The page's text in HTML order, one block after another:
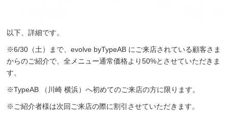
以下、詳細です。
※6/30（土）まで、evolve byTypeAB にご来店されている顧客さま
からのご紹介で、全メニュー通常価格より50%とさせていただきま
す。
※TypeAB （川崎 横浜）へ初めてのご来店の方に限ります。
※ご紹介者様は次回ご来店の際に割引させていただきます。